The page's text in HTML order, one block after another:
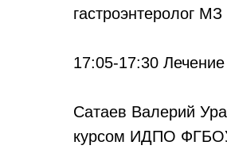
гастроэнтеролог
17:05-17:30
Сатаев Валерий
курсом ИДПО